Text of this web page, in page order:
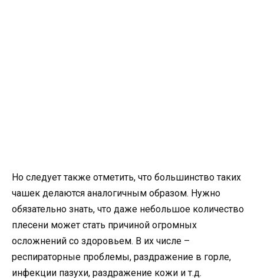
Но следует также отметить, что большинство таких
чашек делаются аналогичным образом. Нужно
обязательно знать, что даже небольшое количество
плесени может стать причиной огромных
осложнений со здоровьем. В их числе –
респираторные проблемы, раздражение в горле,
инфекции пазухи, раздражение кожи и т.д.